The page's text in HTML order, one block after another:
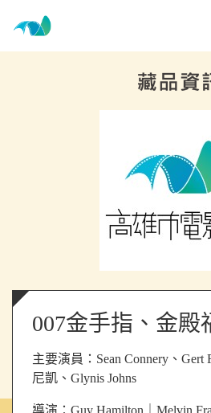
高雄市電影館
網頁導覽
007金手指、金殿
主要演員： Sean Connery、
尼凱、Glynis Johns
導演： Guy Hamilton｜Melvin